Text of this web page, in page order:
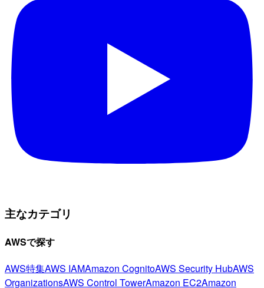
主なカテゴリ
AWSで探す
AWS特集AWS IAMAmazon CognitoAWS Security HubAWS
OrganizationsAWS Control TowerAmazon EC2Amazon